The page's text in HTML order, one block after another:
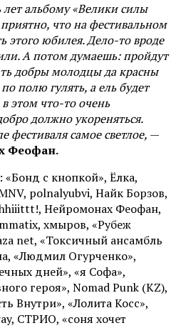
альбому «Велики силы
что на фестивальном
этого юбилея. Дело-то вроде
А потом думаешь: пройдут
добры молодцы да красны
полю гулять, а ель будет
в этом что-то очень
должно укореняться.
фестиваля самое светлое, —
Феофан.
с кнопкой», Ёлка,
polnalyubvi, Найк Борзов,
Нейромонах Феофан,
хмыров, «Рубеж
net, «Токсичный ансамбль
«Людмил Огурченко»,
дней», «я Софа»,
героя», Nomad Punk (KZ),
Внутри», «Лолита Косс»,
СТРИО, «соня хочет